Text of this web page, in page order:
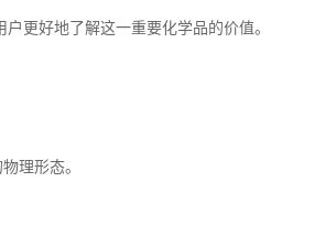
更好地了解这一重要化学品的价值。
理形态。